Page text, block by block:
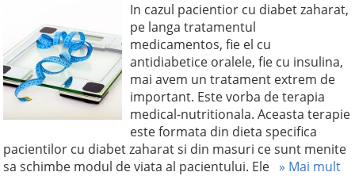
In cazul pacientior cu diabet zaharat,
pe langa tratamentul
medicamentos, fie el cu
antidiabetice oralele, fie cu insulina,
mai avem un tratament extrem de
important. Este vorba de terapia
medical-nutritionala. Aceasta terapie
este formata din dieta specifica
pacientilor cu diabet zaharat si din masuri ce sunt menite
sa schimbe modul de viata al pacientului. Ele » Mai mult